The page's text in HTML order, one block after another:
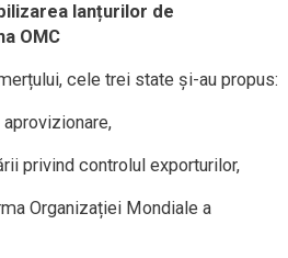
lanțurilor de
OMC
cele trei state și-au propus:
privind controlul exporturilor,
Organizației Mondiale a